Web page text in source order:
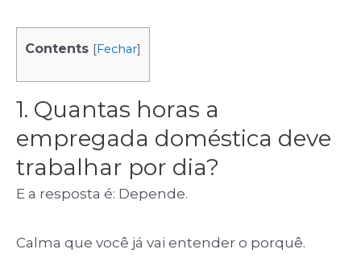
Contents [Fechar]
1. Quantas horas a
empregada doméstica deve
trabalhar por dia?
E a resposta é: Depende.
Calma que você já vai entender o porquê.